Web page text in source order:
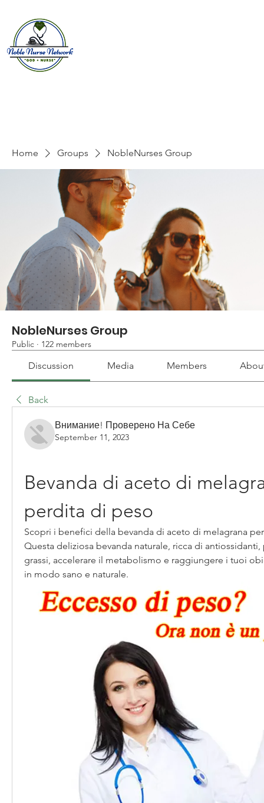
Home Groups NobleNurses Group
NobleNurses Group
Public · 122 members
Discussion Media Members
Back
Внимание! Проверено На Себе
September 11, 2023
Bevanda di aceto di
perdita di peso
Scopri i benefici della bevanda di aceto di melagrana
Questa deliziosa bevanda naturale, ricca di
grassi, accelerare il metabolismo e raggiungere i tuoi
in modo sano e naturale.